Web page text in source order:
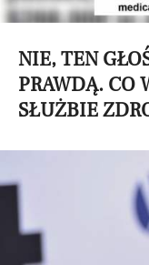
NIE, TEN
PRAWDĄ. CO
SŁUŻBIE